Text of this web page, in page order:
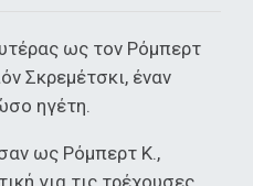
ως τον Ρόμπερτ
Σκρεμέτσκι, έναν
ηγέτη.
ως Ρόμπερτ Κ.,
για τις τρέχουσες